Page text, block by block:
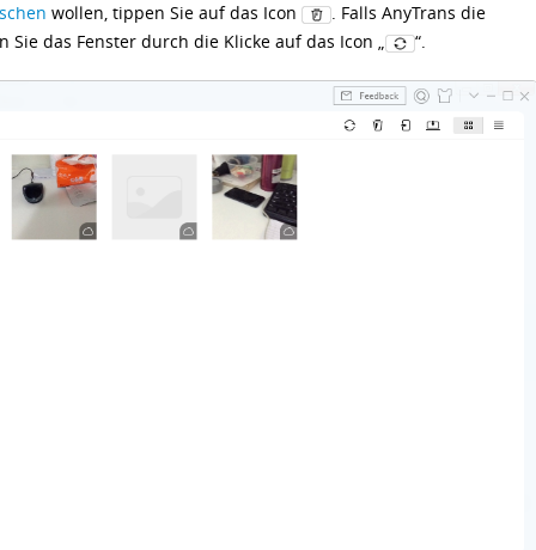
wollen, tippen Sie auf das Icon
. Falls AnyTrans die
das Fenster durch die Klicke auf das Icon „
“.